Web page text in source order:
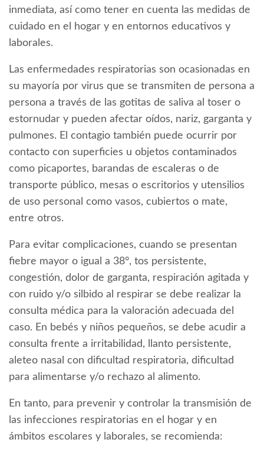
inmediata, así como tener en cuenta las medidas de
cuidado en el hogar y en entornos educativos y
laborales.
Las enfermedades respiratorias son ocasionadas en
su mayoría por virus que se transmiten de persona a
persona a través de las gotitas de saliva al toser o
estornudar y pueden afectar oídos, nariz, garganta y
pulmones. El contagio también puede ocurrir por
contacto con superficies u objetos contaminados
como picaportes, barandas de escaleras o de
transporte público, mesas o escritorios y utensilios
de uso personal como vasos, cubiertos o mate,
entre otros.
Para evitar complicaciones, cuando se presentan
fiebre mayor o igual a 38°, tos persistente,
congestión, dolor de garganta, respiración agitada y
con ruido y/o silbido al respirar se debe realizar la
consulta médica para la valoración adecuada del
caso. En bebés y niños pequeños, se debe acudir a
consulta frente a irritabilidad, llanto persistente,
aleteo nasal con dificultad respiratoria, dificultad
para alimentarse y/o rechazo al alimento.
En tanto, para prevenir y controlar la transmisión de
las infecciones respiratorias en el hogar y en
ámbitos escolares y laborales, se recomienda: